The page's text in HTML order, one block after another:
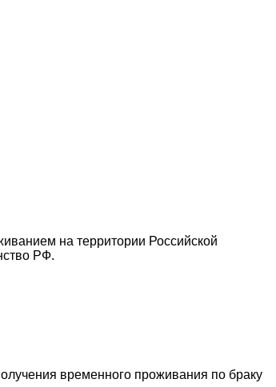
на территории Российской
РФ.
временного проживания по браку